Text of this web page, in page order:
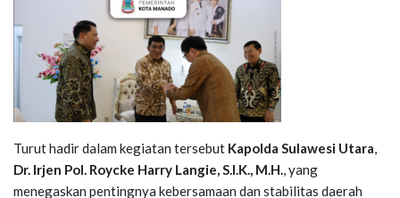
Turut hadir dalam kegiatan tersebut Kapolda Sulawesi Utara,
Dr. Irjen Pol. Roycke Harry Langie, S.I.K., M.H., yang
menegaskan pentingnya kebersamaan dan stabilitas daerah